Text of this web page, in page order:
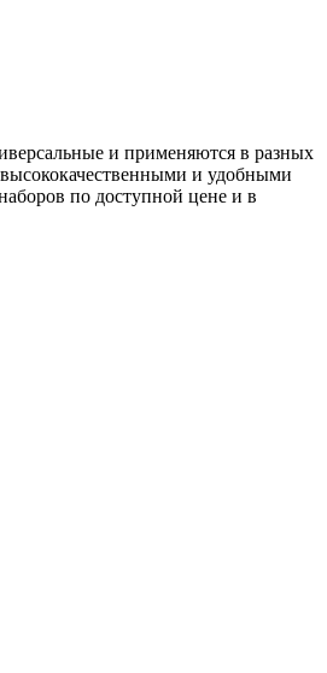
и применяются в разных
высококачественными и удобными
по доступной цене и в